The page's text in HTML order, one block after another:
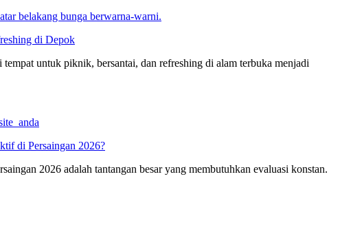
di Depok
untuk piknik, bersantai, dan refreshing di alam terbuka menjadi
di Persaingan 2026?
2026 adalah tantangan besar yang membutuhkan evaluasi konstan.